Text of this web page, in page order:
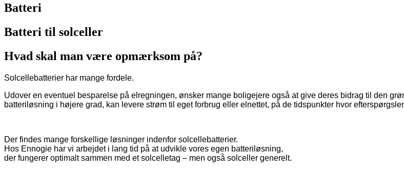
Batteri
Batteri til solceller
Hvad skal man være opmærksom på?
Solcellebatterier har mange fordele.
Udover en eventuel besparelse på elregningen, ønsker mange boligejere også at give deres bidrag til den
batteriløsning i højere grad, kan levere strøm til eget forbrug eller elnettet, på de tidspunkter hvor
Der findes mange forskellige løsninger indenfor solcellebatterier.
Hos Ennogie har vi arbejdet i lang tid på at udvikle vores egen batteriløsning,
der fungerer optimalt sammen med et solcelletag – men også solceller generelt.